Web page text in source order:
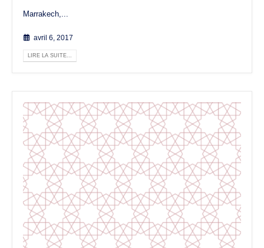
Marrakech,...
avril 6, 2017
LIRE LA SUITE...